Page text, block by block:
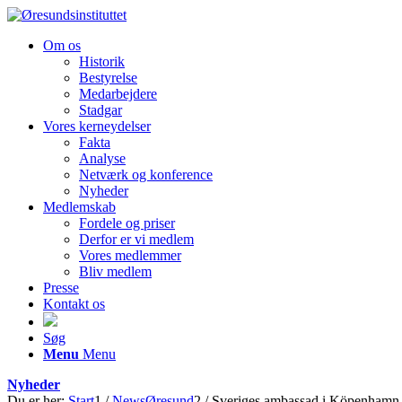
Om os
Historik
Bestyrelse
Medarbejdere
Stadgar
Vores kerneydelser
Fakta
Analyse
Netværk og konference
Nyheder
Medlemskab
Fordele og priser
Derfor er vi medlem
Vores medlemmer
Bliv medlem
Presse
Kontakt os
Søg
Menu Menu
Nyheder